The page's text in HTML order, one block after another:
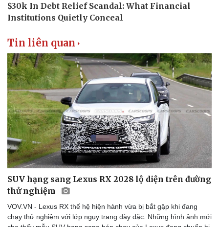
Tin liên quan
SUV hạng sang Lexus RX 2028 lộ diện trên đường
thử nghiệm
VOV.VN - Lexus RX thế hệ hiện hành vừa bị bắt gặp khi đang
chạy thử nghiệm với lớp ngụy trang dày đặc. Những hình ảnh mới